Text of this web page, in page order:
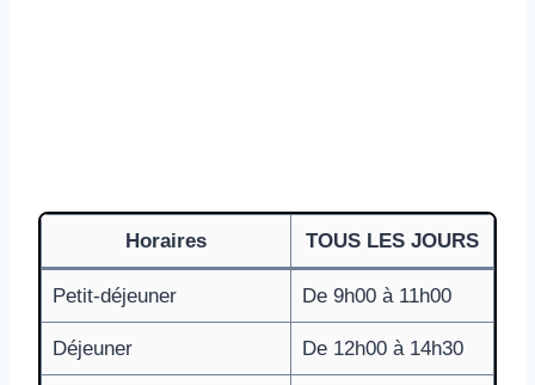
Horaires TOUS LES JOURS
Petit-déjeuner De 9h00 à 11h00
Déjeuner De 12h00 à 14h30